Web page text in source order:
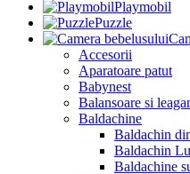
Playmobil
Puzzle
Accesorii
Aparatoare patut
Babynest
Balansoare si
Baldachine
Baldachin
Baldachin
Baldachine